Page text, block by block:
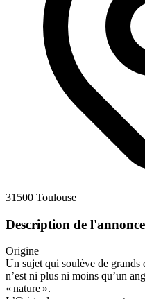
31500 Toulouse
Description de l'annonce
Origine
Un sujet qui soulève de grands
n’est ni plus ni moins qu’un
« nature ».